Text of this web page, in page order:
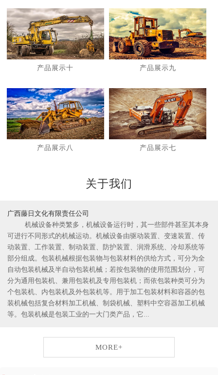
2
产品展示十 产品展示九
产品展示八 产品展示七
关于我们
广西藤日文化有限责任公司
机械设备种类繁多，机械设备运行时，其一些部件甚至其本身
可进行不同形式的机械运动。机械设备由驱动装置、变速装置、传
动装置、工作装置、制动装置、防护装置、润滑系统、冷却系统等
部分组成。包装机械根据包装物与包装材料的供给方式，可分为全
自动包装机械及半自动包装机械；若按包装物的使用范围划分，可
分为通用包装机、兼用包装机及专用包装机；而依包装种类可分为
个包装机、内包装机及外包装机等。用于加工包装材料和容器的包
装机械包括复合材料加工机械、制袋机械、塑料中空容器加工机械
等。包装机械是包装工业的一大门类产品，它...
MORE+